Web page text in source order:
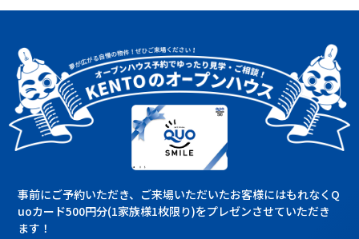
事前にご予約いただき、ご来場いただいたお客様にはもれなくQ
uoカード500円分(1家族様1枚限り)をプレゼンさせていただき
ます！